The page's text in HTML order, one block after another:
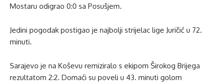
Mostaru odigrao 0:0 sa Posušjem.
Jedini pogodak postigao je najbolji strijelac lige Juričić u 72.
minuti.
Sarajevo je na Koševu remiziralo s ekipom Širokog Brijega
rezultatom 2:2. Domaći su poveli u 43. minuti golom